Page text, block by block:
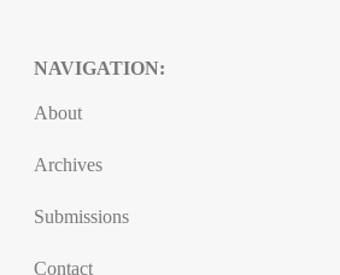
NAVIGATION:
About
Archives
Submissions
Contact